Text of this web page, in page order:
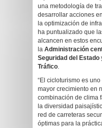
una metodología de
desarrollar acciones
la optimización de
ha puntualizado que
alcancen en estos
la Administración
Seguridad del Estado
Tráfico.
“El cicloturismo es
mayor crecimiento en
combinación de clima
la diversidad
red de carreteras
óptimas para la